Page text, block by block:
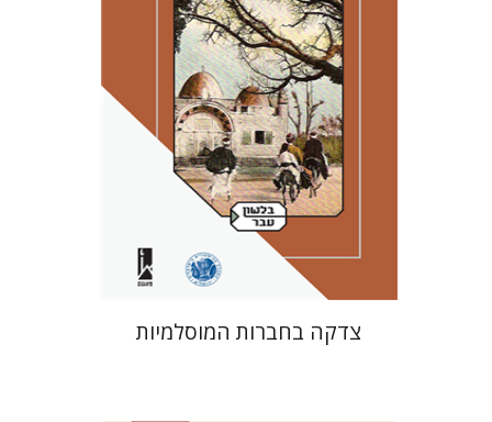
הנחת אתר ספר מודפס
$46
$41
צדקה בחברות המוסלמיות